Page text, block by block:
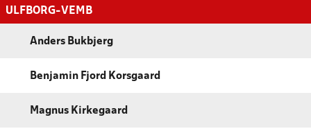
ULFBORG-VEMB
Anders Bukbjerg
Benjamin Fjord Korsgaard
Magnus Kirkegaard